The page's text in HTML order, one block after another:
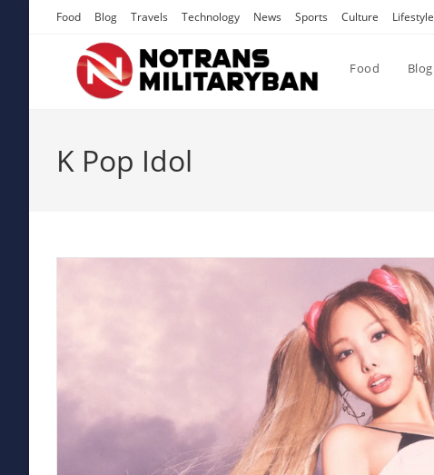
Food Blog Travels Technology News Sports Culture Lifestyle
Food Blog
K Pop Idol